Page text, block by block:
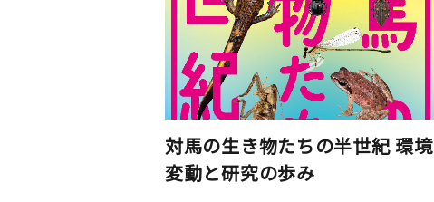
対馬の生き物たちの半世紀 環境
変動と研究の歩み